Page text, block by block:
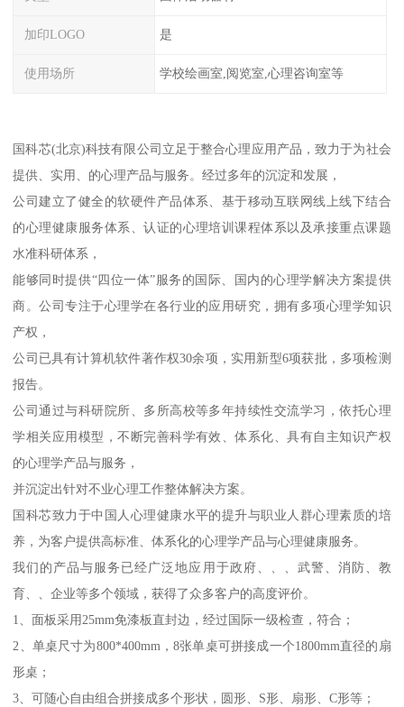
加印LOGO 是
使用场所 学校绘画室,阅览室,心理咨询室等
国科芯(北京)科技有限公司立足于整合心理应用产品，致力于为社会
提供、实用、的心理产品与服务。经过多年的沉淀和发展，
公司建立了健全的软硬件产品体系、基于移动互联网线上线下结合
的心理健康服务体系、认证的心理培训课程体系以及承接重点课题
水准科研体系，
能够同时提供“四位一体”服务的国际、国内的心理学解决方案提供
商。公司专注于心理学在各行业的应用研究，拥有多项心理学知识
产权，
公司已具有计算机软件著作权30余项，实用新型6项获批，多项检测
报告。
公司通过与科研院所、多所高校等多年持续性交流学习，依托心理
学相关应用模型，不断完善科学有效、体系化、具有自主知识产权
的心理学产品与服务，
并沉淀出针对不业心理工作整体解决方案。
国科芯致力于中国人心理健康水平的提升与职业人群心理素质的培
养，为客户提供高标准、体系化的心理学产品与心理健康服务。
我们的产品与服务已经广泛地应用于政府、、、武警、消防、教
育、、企业等多个领域，获得了众多客户的高度评价。
1、面板采用25mm免漆板直封边，经过国际一级检查，符合；
2、单桌尺寸为800*400mm，8张单桌可拼接成一个1800mm直径的扇
形桌；
3、可随心自由组合拼接成多个形状，圆形、S形、扇形、C形等；